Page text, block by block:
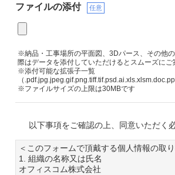
ファイルの添付 任意
※納品・工事場所の平面図、3Dパース、その他
際はデータを添付していただけるとスムーズに
※添付可能な拡張子一覧
（
※ファイルサイズの上限は30MBです
以下事項をご確認の上、同意いただく
＜このフォームで頂戴する個人情報の取
1. 組織の名称又は氏名
オフィスコム株式会社